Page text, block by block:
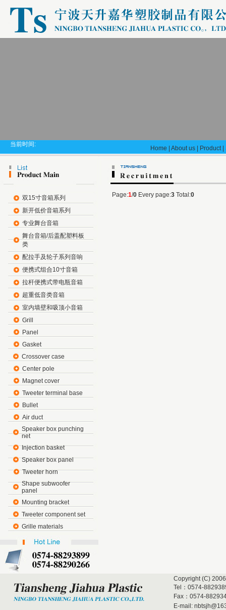
当前时间:
Home About us Product|
双15寸音箱系列
新开低价音箱系列
专业舞台音箱
舞台音箱/后盖配塑料板
类
配拉手及轮子系列音响
便携式组合10寸音箱
拉杆便携式带电瓶音箱
超重低音类音箱
室内墙壁和吸顶小音箱
Grill
Panel
Gasket
Crossover case
Center pole
Magnet cover
Tweeter terminal base
Bullet
Air duct
Speaker box punching
net
Injection basket
Speaker box panel
Tweeter horn
Shape subwoofer
panel
Mounting bracket
Tweeter component set
Grille materials
Page:1/0 Every page:3 Total:0
Copyright (C)
Tel：0574-
Fax：0574-
E-mail: